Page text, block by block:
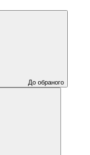
До обраного